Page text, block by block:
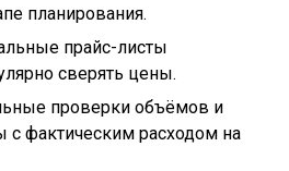
планирования.
прайс-листы
сверять цены.
проверки объёмов и
с фактическим расходом на